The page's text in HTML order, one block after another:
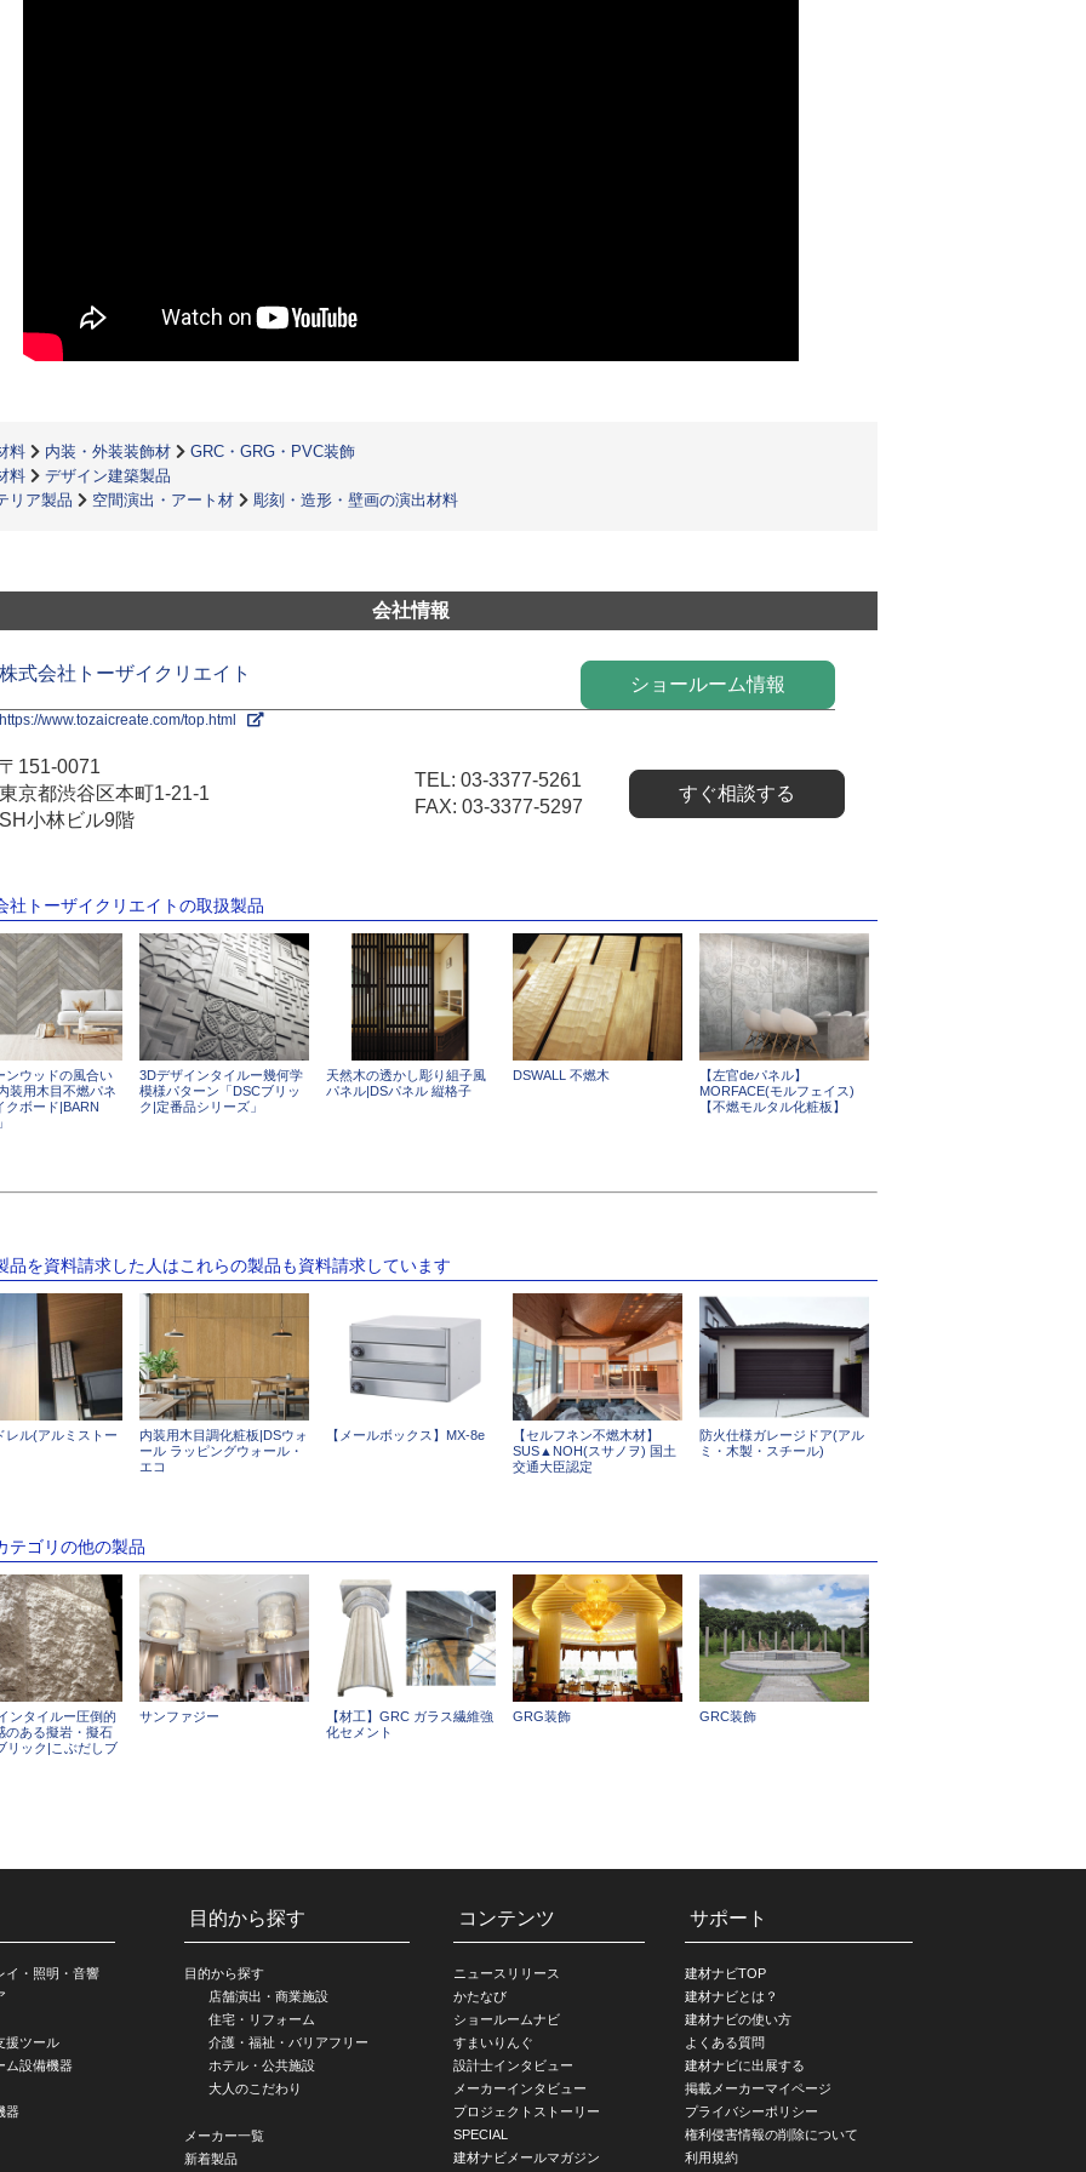
料 内装・外装装飾材
GRC・GRG・PVC装飾
料
デザイン建築製品
リア製品
空間演出・アート材 彫刻・造形・壁画の演出材料
会社情報
株式会社トーザイクリエイト
ショールーム情報
https://www.tozaicreate.com/top.html
〒151-0071
東京都渋谷区本町1-21-1
SH小林ビル9階
TEL: 03-3377-5261
FAX: 03-3377-5297
すぐ相談する
社トーザイクリエイトの取扱製品
ンウッドの風合い
装用木目不燃パネ
クボード|BARN
3Dデザインタイルー幾何学
模様パターン「DSCブリッ
ク|定番品シリーズ」
天然木の透かし彫り組子風
パネル|DSパネル 縦格子
DSWALL 不燃木
【左官deパネル】
MORFACE(モルフェイス)
【不燃モルタル化粧板】
品を資料請求した人はこれらの製品も資料請求しています
レル(アルミストー
内装用木目調化粧板|DSウォ
ール ラッピングウォール・
エコ
【メールボックス】MX-8e
【セルフネン不燃木材】
SUS▲NOH(スサノヲ) 国土
交通大臣認定
防火仕様ガレージドア(アル
ミ・木製・スチール)
テゴリの他の製品
ンタイルー圧倒的
のある擬岩・擬石
リック|こぶだしブ
サンファジー
【材工】GRC ガラス繊維強
化セメント
GRG装飾 GRC装飾
イ・照明・音響
援ツール
ム設備機器
器
目的から探す
目的から探す
店舗演出・商業施設
住宅・リフォーム
介護・福祉・バリアフリー
ホテル・公共施設
大人のこだわり
メーカー一覧
新着製品
コンテンツ
ニュースリリース
かたなび
ショールームナビ
すまいりんぐ
設計士インタビュー
メーカーインタビュー
プロジェクトストーリー
SPECIAL
建材ナビメールマガジン
サポート
建材ナビTOP
建材ナビとは？
建材ナビの使い方
よくある質問
建材ナビに出展する
掲載メーカーマイページ
プライバシーポリシー
権利侵害情報の削除について
利用規約